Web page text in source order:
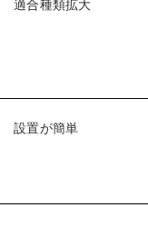
適合種類拡大
設置が簡単